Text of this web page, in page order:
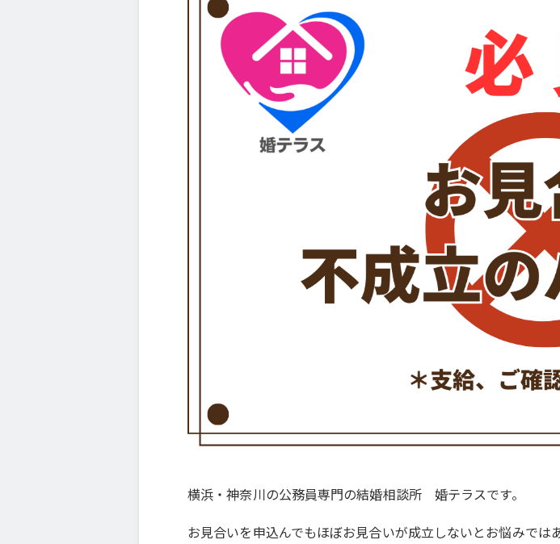
横浜・神奈川の公務員専門の結婚相談所 婚テラスです。
お見合いを申込んでもほぼお見合いが成立しないとお悩みでは